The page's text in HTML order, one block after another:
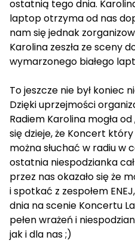
ostatnią tego dnia.
laptop otrzyma od nas
nam się jednak
Karolina zeszła ze sceny
wymarzonego białego
To jeszcze nie był koniec
Dzięki uprzejmości
Radiem Karolina mogła
się dzieje, że Koncert
można słuchać w radiu w
ostatnia niespodzianka
przez nas okazało się że
i spotkać z zespołem
dnia na scenie Koncertu
pełen wrażeń i
jak i dla nas ;)